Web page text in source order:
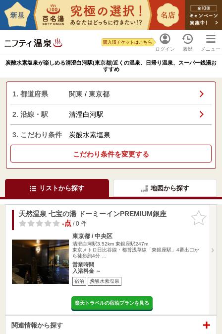
ログイン
購入済チケットはこちら
履歴 メニュー
炭酸水素塩泉が楽しめる清澄白河駅(東京都)近くの温泉、日帰り温泉、スーパー銭湯お
すすめ
1. 都道府県 関東 / 東京都
2. 沿線・駅 清澄白河駅
3. こだわり条件 炭酸水素塩泉
こだわり条件を変更する
リストから探す 地図から探す
お気に入
りに追加
天然温泉 七宝の湯 ドーミーインPREMIUM銀座
-点/ 0 件
東京都 / 中央区
清澄白河駅3.52km 東銀座駅247m
東京メトロ日比谷線・都営浅草線「東銀座駅」4番出口か
ら徒歩約4分 …
営業時間
入浴料金 ～
宿泊 炭酸水素塩泉
楽天トラベルの宿泊プランを見る
関連情報から探す